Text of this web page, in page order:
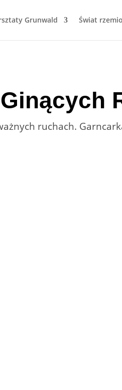
Grunwald Świat
ruchach.